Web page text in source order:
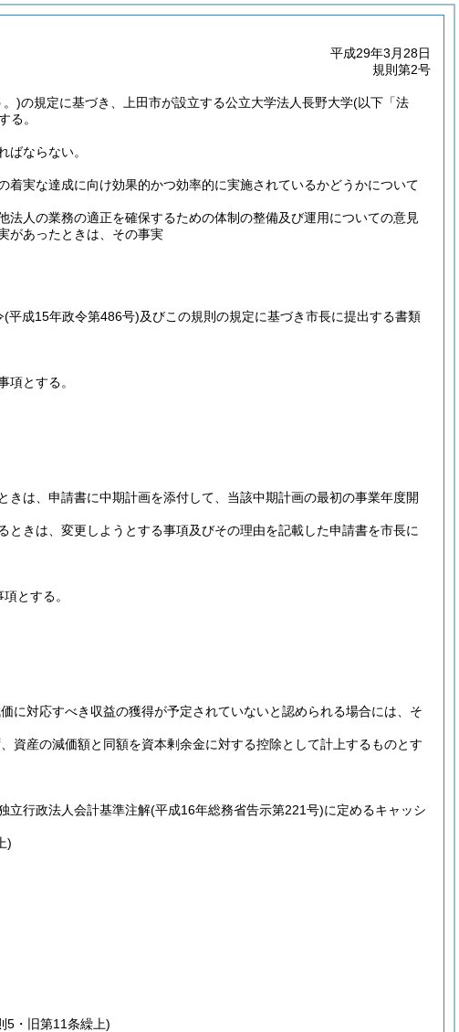
平成29年3月28日
規則第2号
。)の規定に基づき、上田市が設立する公立大学法人長野大学(以下「法
る。
ならない。
実な達成に向け効果的かつ効率的に実施されているかどうかについて
人の業務の適正を確保するための体制の整備及び運用についての意見
があったときは、その事実
(平成15年政令第486号)及びこの規則の規定に基づき市長に提出する書類
とする。
は、申請書に中期計画を添付して、当該中期計画の最初の事業年度開
きは、変更しようとする事項及びその理由を記載した申請書を市長に
とする。
に対応すべき収益の獲得が予定されていないと認められる場合には、そ
資産の減価額と同額を資本剰余金に対する控除として計上するものとす
立行政法人会計基準注解(平成16年総務省告示第221号)に定めるキャッシ
)
5・旧第11条繰上)